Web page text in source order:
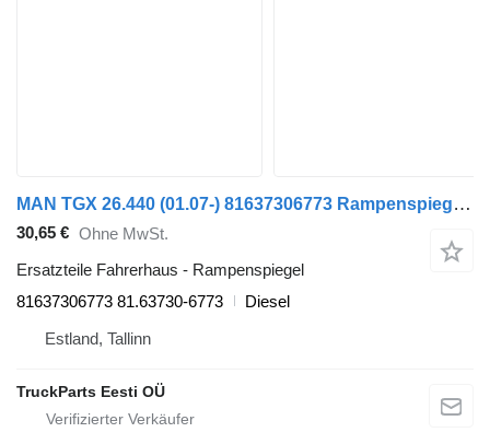
MAN TGX 26.440 (01.07-) 81637306773 Rampenspiegel für MAN TGL, TGM, TGS, TGX (2005-2021) Sattelzugmaschine
30,65 € Ohne MwSt.
Ersatzteile Fahrerhaus - Rampenspiegel
81637306773 81.63730-6773
Diesel
Estland, Tallinn
TruckParts Eesti OÜ